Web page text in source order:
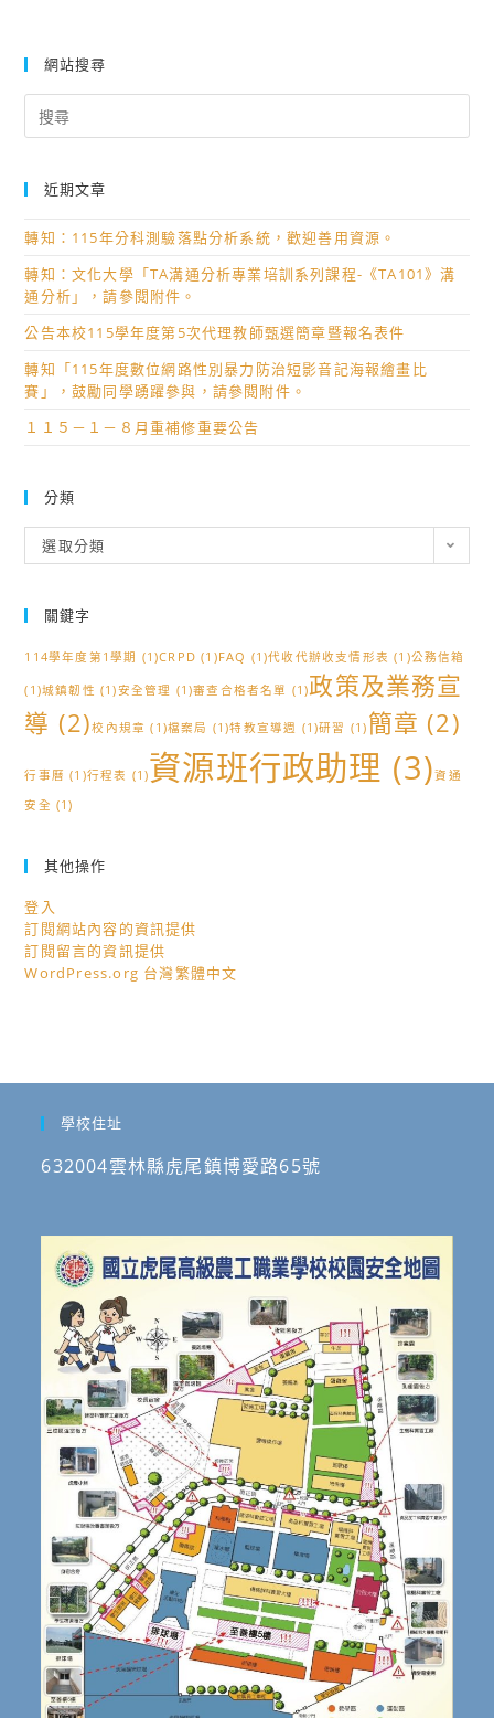
網站搜尋
for:
近期文章
轉知：115年分科測驗落點分析系統，歡迎善用資源。
轉知：文化大學「TA溝通分析專業培訓系列課程-《TA101》溝
通分析」，請參閱附件。
公告本校115學年度第5次代理教師甄選簡章暨報名表件
轉知「115年度數位網路性別暴力防治短影音記海報繪畫比
賽」，鼓勵同學踴躍參與，請參閱附件。
１１５－１－８月重補修重要公告
分類
類
選取分類
關鍵字
114學年度第1學期 (1)CRPD (1)FAQ (1)代收代辦收支情形表 (1)公務信箱
(1)城鎮韌性 (1)安全管理 (1)審查合格者名單 (1)政策及業務宣
導 (2)校內規章 (1)檔案局 (1)特教宣導週 (1)研習 (1) 簡章 (2)
行事曆 (1)行程表 (1)資源班行政助理 (3)資通
安全 (1)
其他操作
登入
訂閱網站內容的資訊提供
訂閱留言的資訊提供
WordPress.org 台灣繁體中文
學校住址
632004雲林縣虎尾鎮博愛路65號